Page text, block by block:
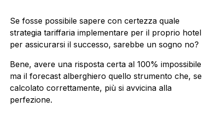
Se fosse possibile sapere con certezza quale
strategia tariffaria implementare per il proprio hotel
per assicurarsi il successo, sarebbe un sogno no?
Bene, avere una risposta certa al 100% impossibile
ma il forecast alberghiero quello strumento che, se
calcolato correttamente, più si avvicina alla
perfezione.